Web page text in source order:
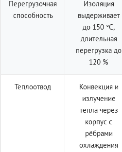
Перегрузочная
способность
Изоляция
выдерживает
до 150 °C,
длительная
перегрузка до
120 %
Теплоотвод
Конвекция и
излучение
тепла через
корпус с
рёбрами
охлаждения